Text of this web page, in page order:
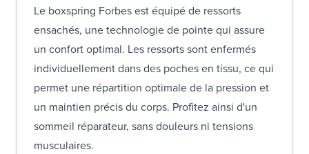
Le boxspring Forbes est équipé de ressorts
ensachés, une technologie de pointe qui assure
un confort optimal. Les ressorts sont enfermés
individuellement dans des poches en tissu, ce qui
permet une répartition optimale de la pression et
un maintien précis du corps. Profitez ainsi d'un
sommeil réparateur, sans douleurs ni tensions
musculaires.